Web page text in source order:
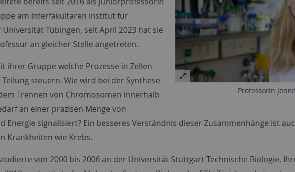
Professorin
am Interfakultären Institut für
Tübingen, seit April 2023 hat sie
an gleicher Stelle angetreten.
ihrer Gruppe welche Prozesse in Zellen
steuern. Wie wird bei der Synthese
Trennen von Chromosomen innerhalb
an einer präzisen Menge von
Energie signalisiert? Ein besseres Verständnis dieser Zusammenhänge ist
Krankheiten wie Krebs.
von 2000 bis 2006 an der Universität Stuttgart Technische Biologie.